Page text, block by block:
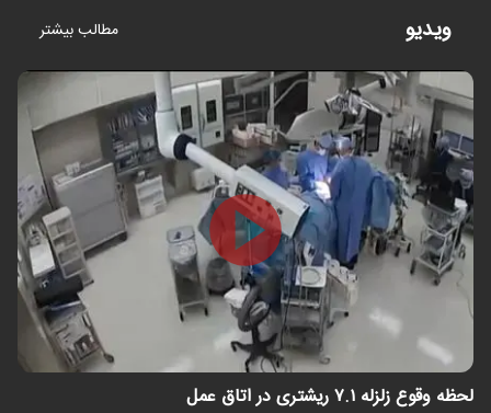
ویدیو مطالب بیشتر
لحظه وقوع زلزله ۷.۱ ریشتری در اتاق عمل